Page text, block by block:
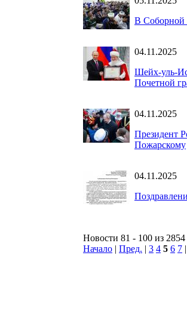
В Соборной
04.11.2025
Шейх-уль-
Почетной
04.11.2025
Президент
Пожарскому
04.11.2025
Новости 81 - 100 из 2854
Начало | Пред. | 3 4 5 6 7 |